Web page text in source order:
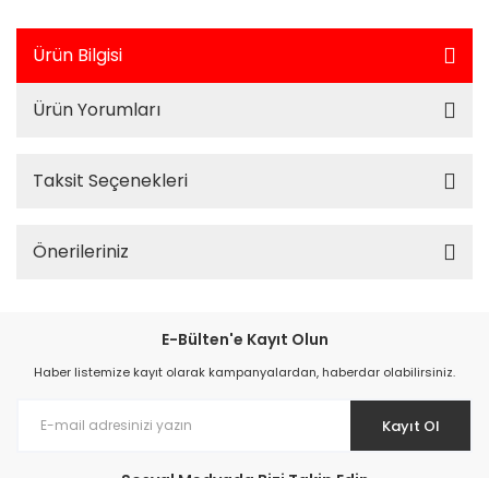
Ürün Bilgisi
Ürün Yorumları
Taksit Seçenekleri
Önerileriniz
E-Bülten'e Kayıt Olun
Haber listemize kayıt olarak kampanyalardan, haberdar olabilirsiniz.
Kayıt Ol